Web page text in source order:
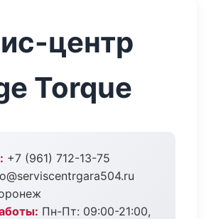
центр
Torque
+7 (961) 712-13-75
Пн-Пт: 09:00-21:00,